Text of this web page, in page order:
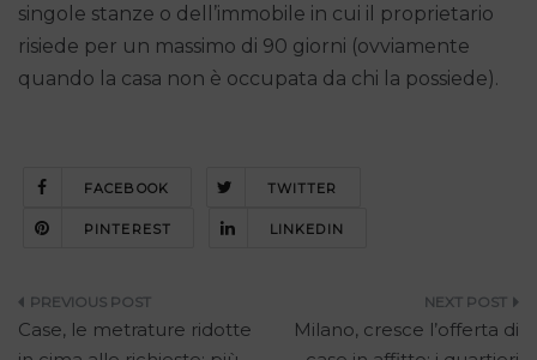
singole stanze o dell’immobile in cui il proprietario
risiede per un massimo di 90 giorni (ovviamente
quando la casa non è occupata da chi la possiede).
FACEBOOK TWITTER
PINTEREST LINKEDIN
Navigazione
Case, le metrature ridotte
Milano, cresce l’offerta di